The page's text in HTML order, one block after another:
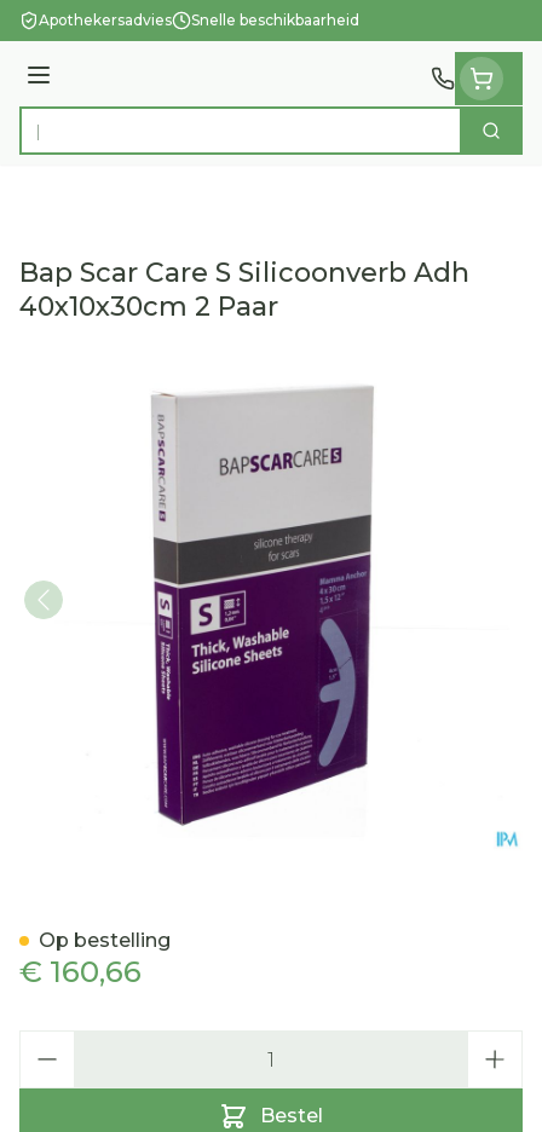
Ga naar de inhoud
Apothekersadvies Snelle beschikbaarheid
Menu
Product, merk, categorie... Zoek
Bap Scar Care S Silicoonverb Adh
40x10x30cm 2 Paar
€ 160,66
Bestel
Op bestelling